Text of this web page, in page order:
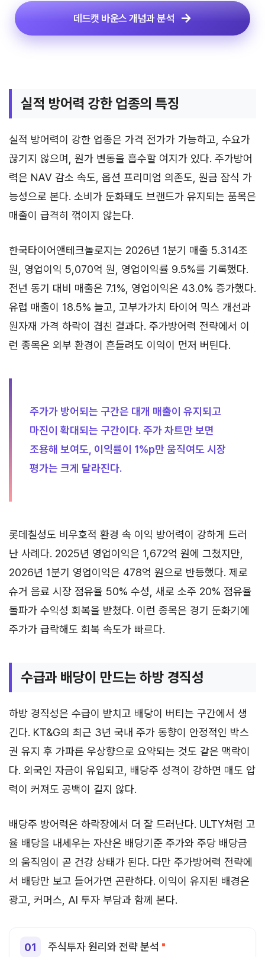
데드캣 바운스 개념과 분석
실적 방어력 강한 업종의 특징
실적 방어력이 강한 업종은 가격 전가가 가능하고, 수요가
끊기지 않으며, 원가 변동을 흡수할 여지가 있다. 주가방어
력은 NAV 감소 속도, 옵션 프리미엄 의존도, 원금 잠식 가
능성으로 본다. 소비가 둔화돼도 브랜드가 유지되는 품목은
매출이 급격히 꺾이지 않는다.
한국타이어앤테크놀로지는 2026년 1분기 매출 5.314조
원, 영업이익 5,070억 원, 영업이익률 9.5%를 기록했다.
전년 동기 대비 매출은 7.1%, 영업이익은 43.0% 증가했다.
유럽 매출이 18.5% 늘고, 고부가가치 타이어 믹스 개선과
원자재 가격 하락이 겹친 결과다. 주가방어력 전략에서 이
런 종목은 외부 환경이 흔들려도 이익이 먼저 버틴다.
주가가 방어되는 구간은 대개 매출이 유지되고
마진이 확대되는 구간이다. 주가 차트만 보면
조용해 보여도, 이익률이 1%p만 움직여도 시장
평가는 크게 달라진다.
롯데칠성도 비우호적 환경 속 이익 방어력이 강하게 드러
난 사례다. 2025년 영업이익은 1,672억 원에 그쳤지만,
2026년 1분기 영업이익은 478억 원으로 반등했다. 제로
슈거 음료 시장 점유율 50% 수성, 새로 소주 20% 점유율
돌파가 수익성 회복을 받쳤다. 이런 종목은 경기 둔화기에
주가가 급락해도 회복 속도가 빠르다.
수급과 배당이 만드는 하방 경직성
하방 경직성은 수급이 받치고 배당이 버티는 구간에서 생
긴다. KT&G의 최근 3년 국내 주가 동향이 안정적인 박스
권 유지 후 가파른 우상향으로 요약되는 것도 같은 맥락이
다. 외국인 자금이 유입되고, 배당주 성격이 강하면 매도 압
력이 커져도 공백이 길지 않다.
배당주 방어력은 하락장에서 더 잘 드러난다. ULTY처럼 고
율 배당을 내세우는 자산은 배당기준 주가와 주당 배당금
의 움직임이 곧 건강 상태가 된다. 다만 주가방어력 전략에
서 배당만 보고 들어가면 곤란하다. 이익이 유지된 배경은
광고, 커머스, AI 투자 부담과 함께 본다.
주식투자 원리와 전략 분석